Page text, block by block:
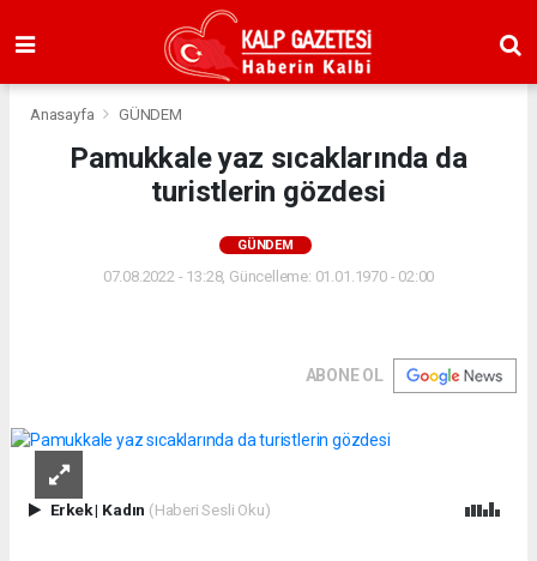
Anasayfa GÜNDEM
Pamukkale yaz sıcaklarında da
turistlerin gözdesi
GÜNDEM
07.08.2022 - 13:28, Güncelleme: 01.01.1970 - 02:00
ABONE OL
Erkek| Kadın (Haberi Sesli Oku)